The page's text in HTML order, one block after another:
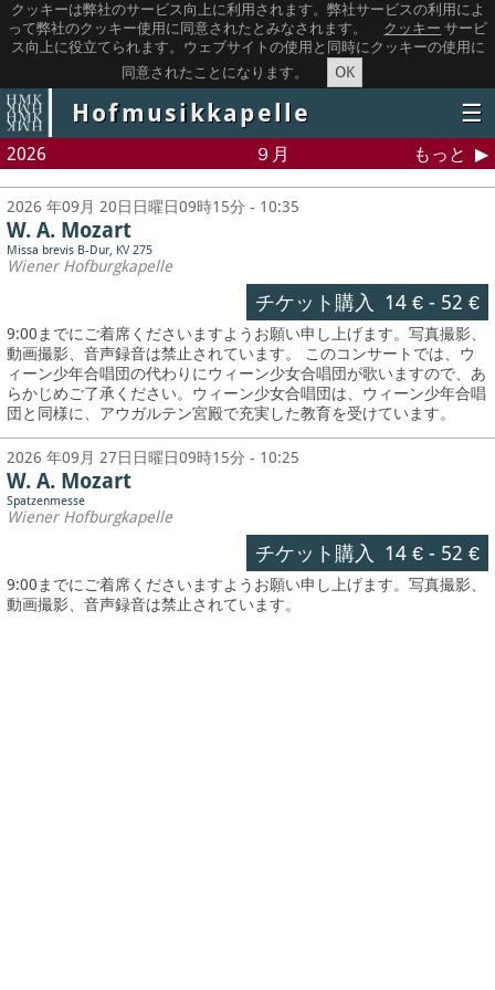
クッキーは弊社のサービス向上に利用されます。弊社サービスの利用によ
って弊社のクッキー使用に同意されたとみなされます。
クッキー サービ
ス向上に役立てられます。ウェブサイトの使用と同時にクッキーの使用に
同意されたことになります。
OK
Hofmusikkapelle ☰
2026 ９月 もっと
2026 年09月 20日日曜日09時15分 - 10:35
W. A. Mozart
Missa brevis B-Dur, KV 275
Wiener Hofburgkapelle
チケット購入 14 €- 52 €
9:00までにご着席くださいますようお願い申し上げます。写真撮影、
動画撮影、音声録音は禁止されています。 このコンサートでは、ウ
ィーン少年合唱団の代わりにウィーン少女合唱団が歌いますので、あ
らかじめご了承ください。ウィーン少女合唱団は、ウィーン少年合唱
団と同様に、アウガルテン宮殿で充実した教育を受けています。
2026 年09月 27日日曜日09時15分 - 10:25
W. A. Mozart
Spatzenmesse
Wiener Hofburgkapelle
チケット購入 14 €- 52 €
9:00までにご着席くださいますようお願い申し上げます。写真撮影、
動画撮影、音声録音は禁止されています。